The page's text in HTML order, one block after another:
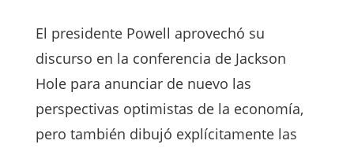
El presidente Powell aprovechó su
discurso en la conferencia de Jackson
Hole para anunciar de nuevo las
perspectivas optimistas de la economía,
pero también dibujó explícitamente las